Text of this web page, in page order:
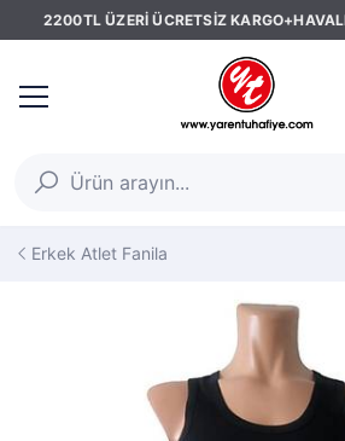
2200TL ÜZERİ ÜCRETSİZ
Erkek Atlet Fanila